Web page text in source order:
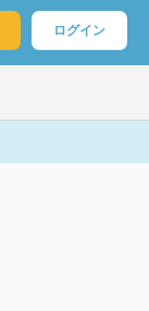
ログイン